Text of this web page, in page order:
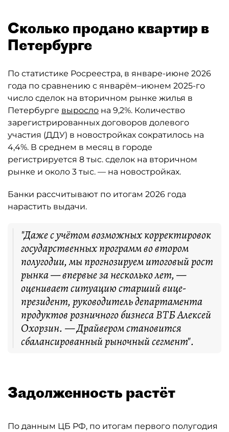
Сколько продано квартир в
Петербурге
По статистике Росреестра, в январе-июне 2026
года по сравнению с январём–июнем 2025-го
число сделок на вторичном рынке жилья в
Петербурге выросло на 9,2%. Количество
зарегистрированных договоров долевого
участия (ДДУ) в новостройках сократилось на
4,4%. В среднем в месяц в городе
регистрируется 8 тыс. сделок на вторичном
рынке и около 3 тыс. — на новостройках.
Банки рассчитывают по итогам 2026 года
нарастить выдачи.
"Даже с учётом возможных корректировок
государственных программ во втором
полугодии, мы прогнозируем итоговый рост
рынка — впервые за несколько лет, —
оценивает ситуацию старший вице-
президент, руководитель департамента
продуктов розничного бизнеса ВТБ Алексей
Охорзин. — Драйвером становится
сбалансированный рыночный сегмент".
Задолженность растёт
По данным ЦБ РФ, по итогам первого полугодия